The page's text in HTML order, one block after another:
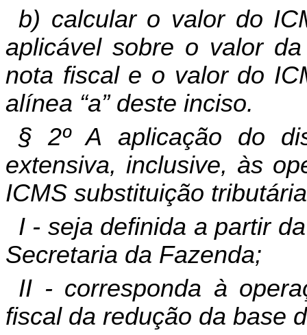
b) calcular o valor do
aplicável sobre o valor
nota fiscal e o valor do
alínea “a” deste inciso.
§ 2º A aplicação do
extensiva, inclusive, às
ICMS substituição
I - seja definida a partir
Secretaria da Fazenda;
II - corresponda à
fiscal da redução da base